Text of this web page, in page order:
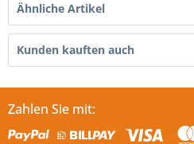
Ähnliche Artikel
Kunden kauften auch
Zahlen Sie mit: